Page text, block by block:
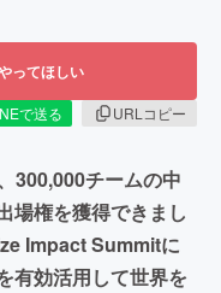
ってほしい
で送る
URLコピー
300,000チームの中
場権を獲得できまし
Impact Summitに
有効活用して世界を